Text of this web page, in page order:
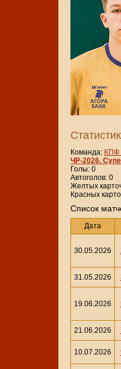
Команда: КПФ
ЧР-2026.
Голы: 0
Автоголов: 0
Желтых
Красных
Cписок
Дата
30.05.2026
31.05.2026
19.06.2026
21.06.2026
10.07.2026